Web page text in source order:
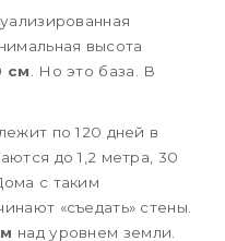
высота
см
. Но это база. В
по 120 дней в
до 1,2 метра, 30
с таким
«съедать» стены.
над уровнем земли.